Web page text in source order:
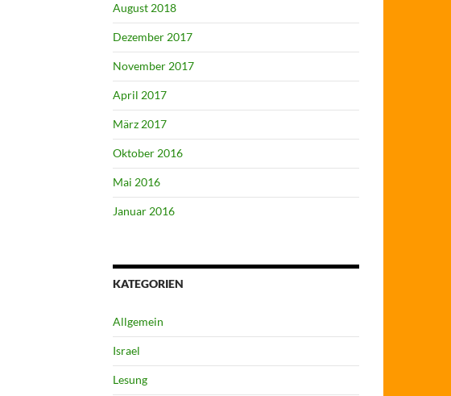
August 2018
Dezember 2017
November 2017
April 2017
März 2017
Oktober 2016
Mai 2016
Januar 2016
KATEGORIEN
Allgemein
Israel
Lesung